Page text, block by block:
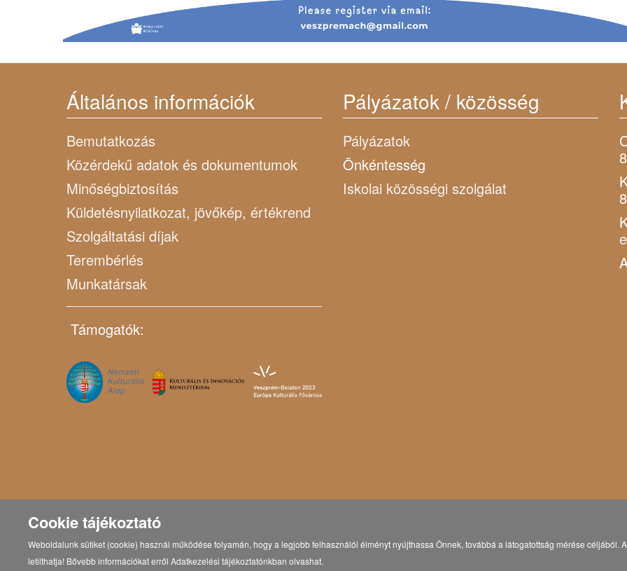
Általános információk
Bemutatkozás
Közérdekű adatok és dokumentumok
Minőségbiztosítás
Küldetésnyilatkozat, jövőkép, értékrend
Szolgáltatási díjak
Terembérlés
Munkatársak
Támogatók:
Pályázatok / közösség
Pályázatok
Önkéntesség
Iskolai közösségi szolgálat
Cookie tájékoztató
Weboldalunk sütiket (cookie) használ működése folyamán, hogy a legjobb felhasználói élményt nyújthassa Önnek, továbbá a látogatottság mérése céljából.
letilthatja! Bővebb információkat erről Adatkezelési tájékoztatónkban olvashat.